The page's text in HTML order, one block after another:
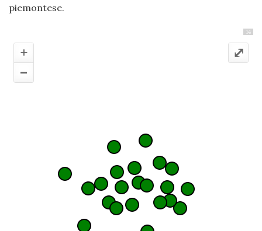
piemontese.
14
+
–
⤢